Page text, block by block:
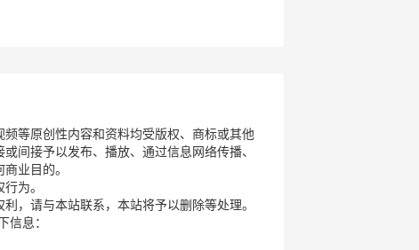
等原创性内容和资料均受版权、商标或其他
间接予以发布、播放、通过信息网络传播、
业目的。
为。
，请与本站联系，本站将予以删除等处理。
息：